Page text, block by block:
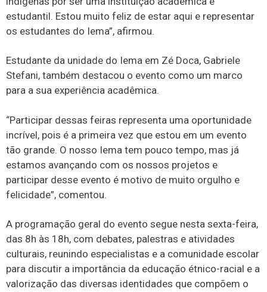
estudantil. Estou muito feliz de estar aqui e representar
os estudantes do Iema”, afirmou.
Estudante da unidade do Iema em Zé Doca, Gabriele
Stefani, também destacou o evento como um marco
para a sua experiência acadêmica.
“Participar dessas feiras representa uma oportunidade
incrível, pois é a primeira vez que estou em um evento
tão grande. O nosso Iema tem pouco tempo, mas já
estamos avançando com os nossos projetos e
participar desse evento é motivo de muito orgulho e
felicidade”, comentou.
A programação geral do evento segue nesta sexta-feira,
das 8h às 18h, com debates, palestras e atividades
culturais, reunindo especialistas e a comunidade escolar
para discutir a importância da educação étnico-racial e a
valorização das diversas identidades que compõem o